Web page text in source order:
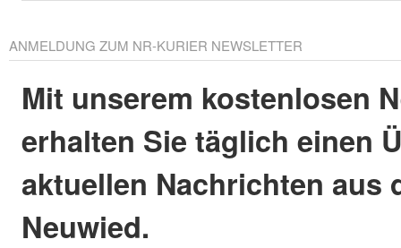
ANMELDUNG ZUM NR-KURIER NEWSLETTER
Mit unserem kostenlosen
erhalten Sie täglich einen
aktuellen Nachrichten aus
Neuwied.